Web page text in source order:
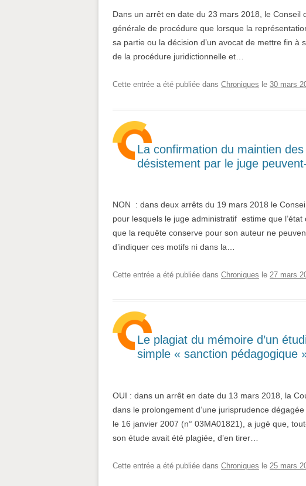
Dans un arrêt en date du 23 mars 2018, le Conseil
générale de procédure que lorsque la
sa partie ou la décision d’un avocat de mettre fin
de la procédure juridictionnelle et…
Cette entrée a été publiée dans Chroniques le 30 mars
La confirmation du maintien
désistement par le juge
NON : dans deux arrêts du 19 mars 2018 le
pour lesquels le juge administratif estime que
que la requête conserve pour son auteur ne
d’indiquer ces motifs ni dans la…
Cette entrée a été publiée dans Chroniques le 27 mars
Le plagiat du mémoire d’un
simple « sanction pédagogique
OUI : dans un arrêt en date du 13 mars 2018, la
dans le prolongement d’une jurisprudence
le 16 janvier 2007 (n° 03MA01821), a jugé que,
son étude avait été plagiée, d’en tirer…
Cette entrée a été publiée dans Chroniques le 25 mars